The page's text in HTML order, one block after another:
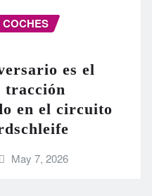
COCHES
es el
tracción
en el circuito
May 7, 2026